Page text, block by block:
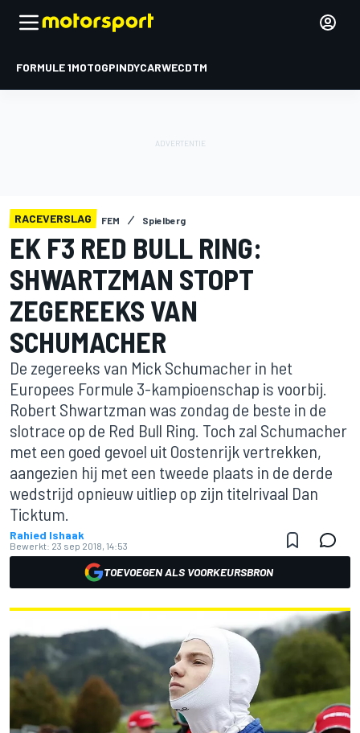
FORMULE 1MOTOGPINDYCARWECDTM
RACEVERSLAG FEM Spielberg
EK F3 RED BULL RING:
SHWARTZMAN STOPT
ZEGEREEKS VAN
SCHUMACHER
De zegereeks van Mick Schumacher in het
Europees Formule 3-kampioenschap is voorbij.
Robert Shwartzman was zondag de beste in de
slotrace op de Red Bull Ring. Toch zal Schumacher
met een goed gevoel uit Oostenrijk vertrekken,
aangezien hij met een tweede plaats in de derde
wedstrijd opnieuw uitliep op zijn titelrivaal Dan
Ticktum.
Rahied Ishaak
Bewerkt: 23 sep 2018, 14:53
TOEVOEGEN ALS VOORKEURSBRON